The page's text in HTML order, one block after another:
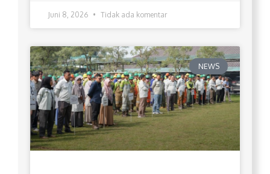
Juni 8, 2026 Tidak ada komentar
NEWS